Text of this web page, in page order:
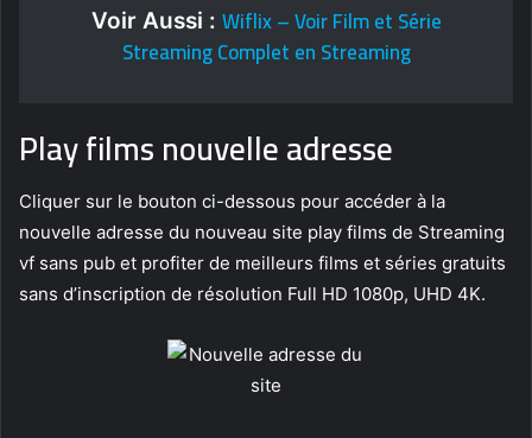
Voir Aussi : Wiflix – Voir Film et Série
Streaming Complet en Streaming
Play films nouvelle adresse
Cliquer sur le bouton ci-dessous pour accéder à la
nouvelle adresse du nouveau site play films de Streaming
vf sans pub et profiter de meilleurs films et séries gratuits
sans d’inscription de résolution Full HD 1080p, UHD 4K.